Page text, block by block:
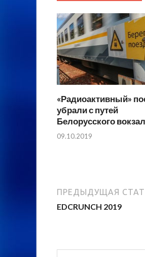
«Радиоактивный»
убрали с путей
Белорусского
09.10.2019
ПРЕДЫДУЩАЯ
EDCRUNCH 2019